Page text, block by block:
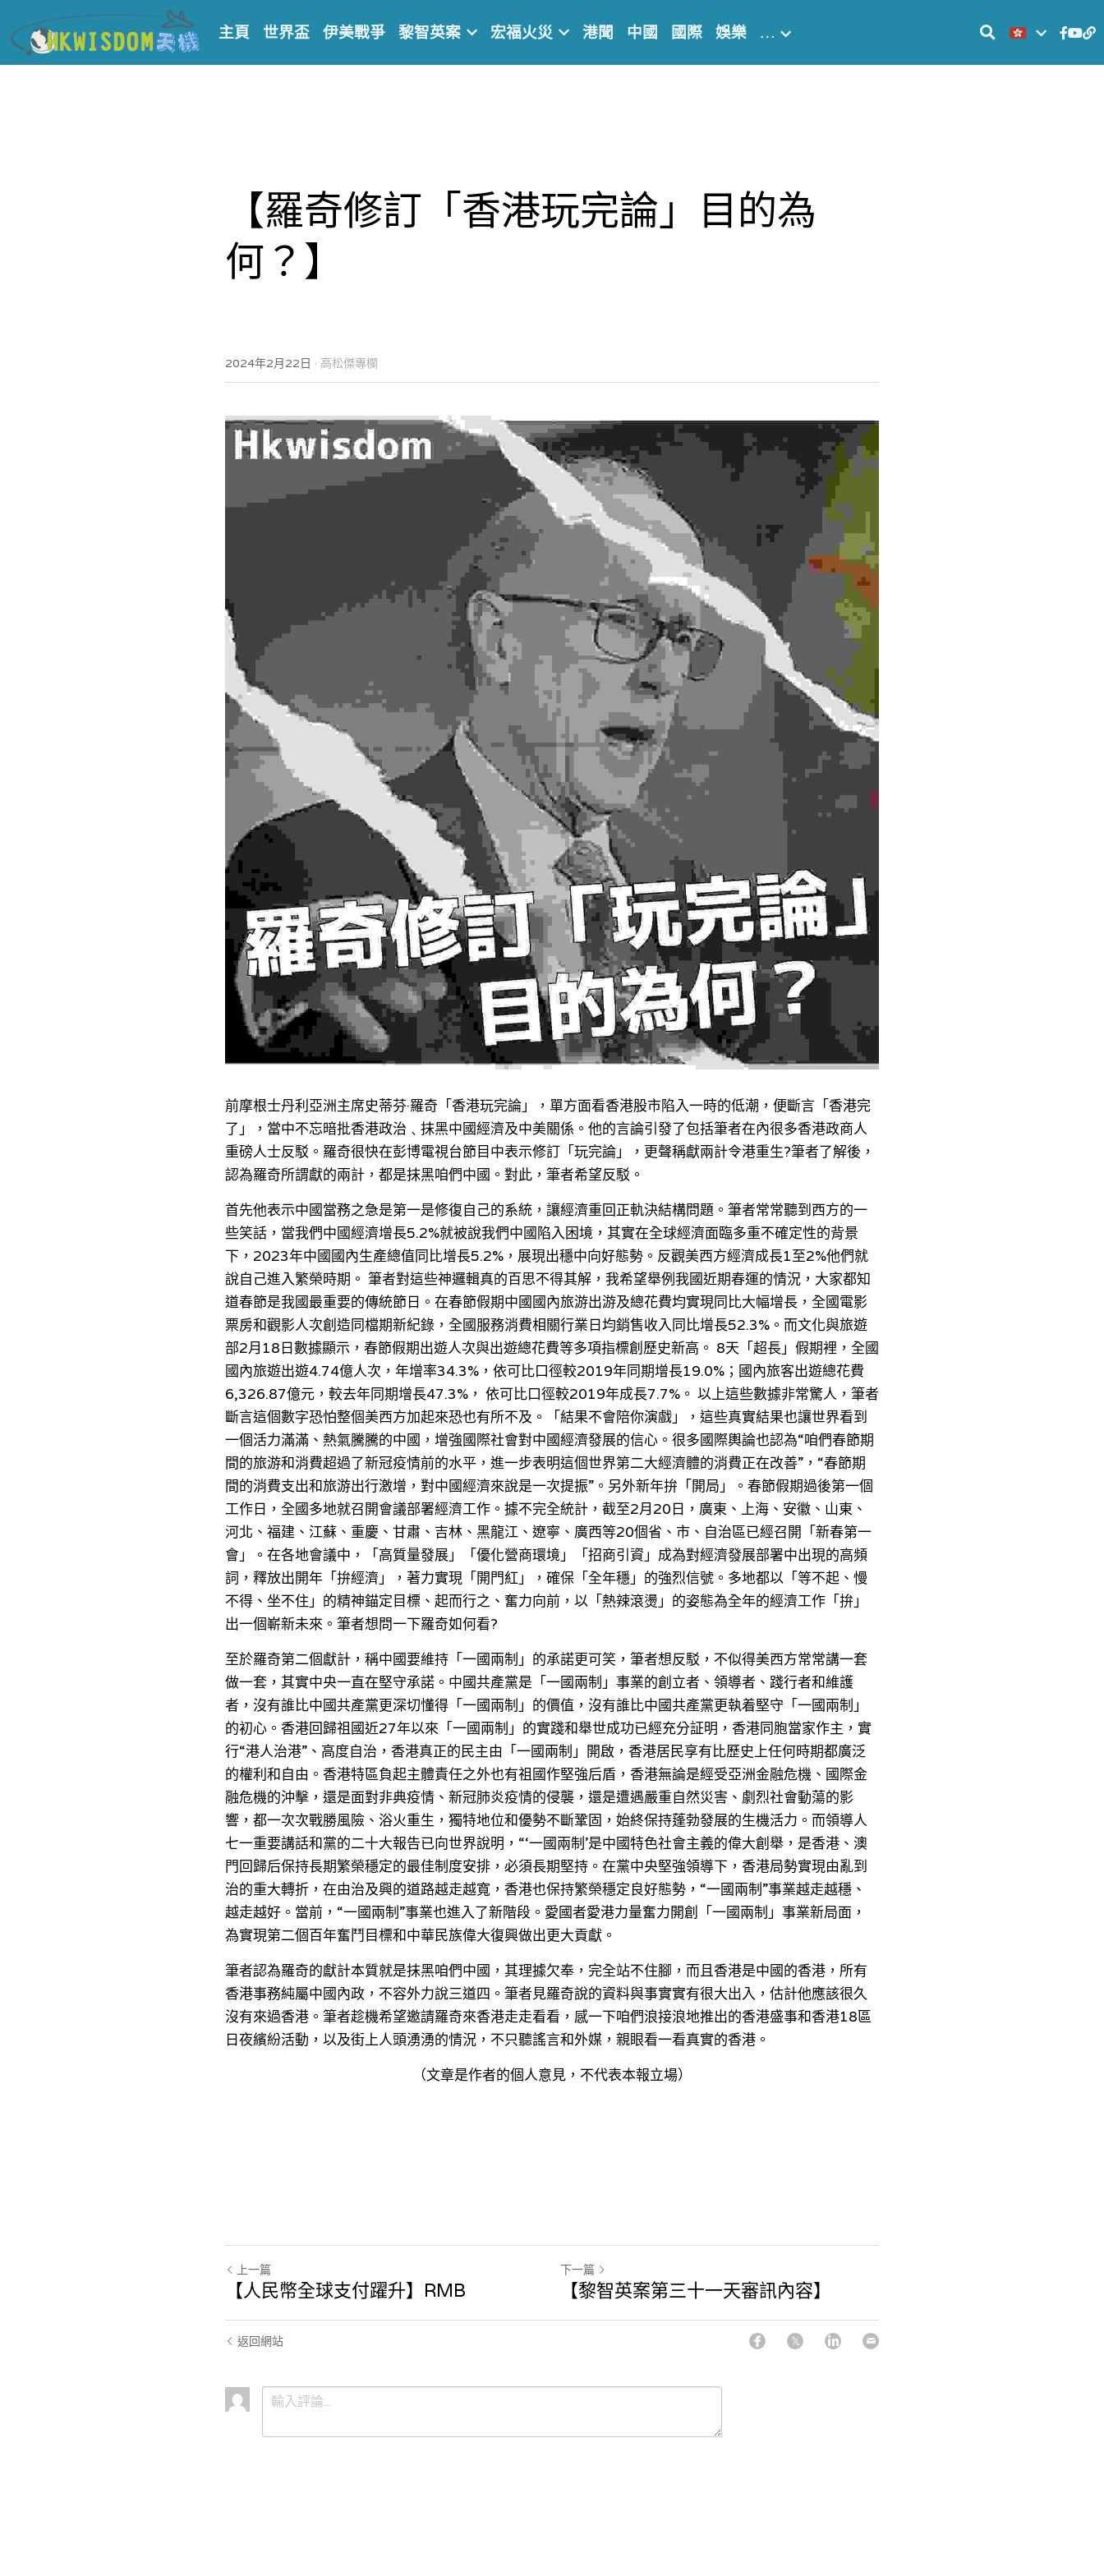
主頁 世界盃 伊美戰爭 黎智英案 宏福火災 港聞 中國 國際 娛樂 …
【羅奇修訂「香港玩完論」目的為
何？】
2024年2月22日 · 高松傑專欄
前摩根士丹利亞洲主席史蒂芬·羅奇「香港玩完論」，單方面看香港股市陷入一時的低潮，便斷言「香港完
了」，當中不忘暗批香港政治﹑抹黑中國經濟及中美關係。他的言論引發了包括筆者在內很多香港政商人
重磅人士反駁。羅奇很快在彭博電視台節目中表示修訂「玩完論」，更聲稱獻兩計令港重生?筆者了解後，
認為羅奇所謂獻的兩計，都是抹黑咱們中國。對此，筆者希望反駁。
首先他表示中國當務之急是第一是修復自己的系統，讓經濟重回正軌決結構問題。筆者常常聽到西方的一
些笑話，當我們中國經濟增長5.2%就被說我們中國陷入困境，其實在全球經濟面臨多重不確定性的背景
下，2023年中國國內生產總值同比增長5.2%，展現出穩中向好態勢。反觀美西方經濟成長1至2%他們就
說自己進入繁榮時期。 筆者對這些神邏輯真的百思不得其解，我希望舉例我國近期春運的情況，大家都知
道春節是我國最重要的傳統節日。在春節假期中國國內旅游出游及總花費均實現同比大幅增長，全國電影
票房和觀影人次創造同檔期新紀錄，全國服務消費相關行業日均銷售收入同比增長52.3%。而文化與旅遊
部2月18日數據顯示，春節假期出遊人次與出遊總花費等多項指標創歷史新高。 8天「超長」假期裡，全國
國內旅遊出遊4.74億人次，年增率34.3%，依可比口徑較2019年同期增長19.0%；國內旅客出遊總花費
6,326.87億元，較去年同期增長47.3%， 依可比口徑較2019年成長7.7%。 以上這些數據非常驚人，筆者
斷言這個數字恐怕整個美西方加起來恐也有所不及。「結果不會陪你演戲」，這些真實結果也讓世界看到
一個活力滿滿、熱氣騰騰的中國，增強國際社會對中國經濟發展的信心。很多國際輿論也認為“咱們春節期
間的旅游和消費超過了新冠疫情前的水平，進一步表明這個世界第二大經濟體的消費正在改善”，“春節期
間的消費支出和旅游出行激增，對中國經濟來說是一次提振”。另外新年拚「開局」。春節假期過後第一個
工作日，全國多地就召開會議部署經濟工作。據不完全統計，截至2月20日，廣東、上海、安徽、山東、
河北、福建、江蘇、重慶、甘肅、吉林、黑龍江、遼寧、廣西等20個省、市、自治區已經召開「新春第一
會」。在各地會議中，「高質量發展」「優化營商環境」「招商引資」成為對經濟發展部署中出現的高頻
詞，釋放出開年「拚經濟」，著力實現「開門紅」，確保「全年穩」的強烈信號。多地都以「等不起、慢
不得、坐不住」的精神錨定目標、起而行之、奮力向前，以「熱辣滾燙」的姿態為全年的經濟工作「拚」
出一個嶄新未來。筆者想問一下羅奇如何看?
至於羅奇第二個獻計，稱中國要維持「一國兩制」的承諾更可笑，筆者想反駁，不似得美西方常常講一套
做一套，其實中央一直在堅守承諾。中國共產黨是「一國兩制」事業的創立者、領導者、踐行者和維護
者，沒有誰比中國共產黨更深切懂得「一國兩制」的價值，沒有誰比中國共產黨更執着堅守「一國兩制」
的初心。香港回歸祖國近27年以來「一國兩制」的實踐和舉世成功已經充分証明，香港同胞當家作主，實
行“港人治港”、高度自治，香港真正的民主由「一國兩制」開啟，香港居民享有比歷史上任何時期都廣泛
的權利和自由。香港特區負起主體責任之外也有祖國作堅強后盾，香港無論是經受亞洲金融危機、國際金
融危機的沖擊，還是面對非典疫情、新冠肺炎疫情的侵襲，還是遭遇嚴重自然災害、劇烈社會動蕩的影
響，都一次次戰勝風險、浴火重生，獨特地位和優勢不斷鞏固，始終保持蓬勃發展的生機活力。而領導人
七一重要講話和黨的二十大報告已向世界說明，“‘一國兩制’是中國特色社會主義的偉大創舉，是香港、澳
門回歸后保持長期繁榮穩定的最佳制度安排，必須長期堅持。在黨中央堅強領導下，香港局勢實現由亂到
治的重大轉折，在由治及興的道路越走越寬，香港也保持繁榮穩定良好態勢，“一國兩制”事業越走越穩、
越走越好。當前，“一國兩制”事業也進入了新階段。愛國者愛港力量奮力開創「一國兩制」事業新局面，
為實現第二個百年奮鬥目標和中華民族偉大復興做出更大貢獻。
筆者認為羅奇的獻計本質就是抹黑咱們中國，其理據欠奉，完全站不住腳，而且香港是中國的香港，所有
香港事務純屬中國內政，不容外力說三道四。筆者見羅奇說的資料與事實實有很大出入，估計他應該很久
沒有來過香港。筆者趁機希望邀請羅奇來香港走走看看，感一下咱們浪接浪地推出的香港盛事和香港18區
日夜繽紛活動，以及街上人頭湧湧的情況，不只聽謠言和外媒，親眼看一看真實的香港。
（文章是作者的個人意見，不代表本報立場）
上一篇
【人民幣全球支付躍升】RMB
下一篇
【黎智英案第三十一天審訊內容】
返回網站